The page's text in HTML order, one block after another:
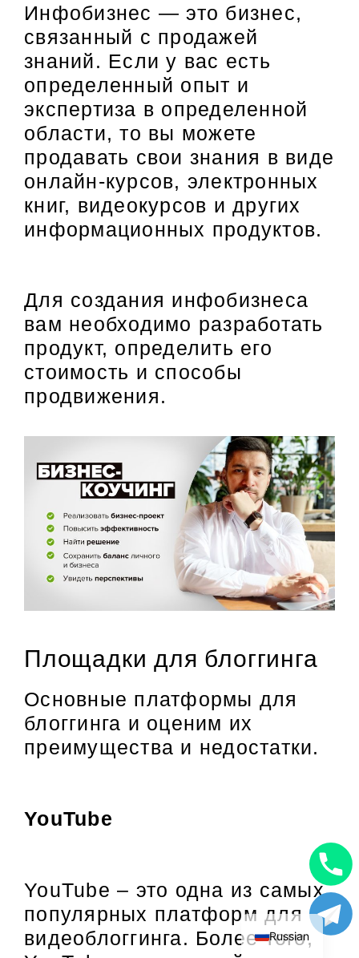
Инфобизнес — это бизнес,
связанный с продажей
знаний. Если у вас есть
определенный опыт и
экспертиза в определенной
области, то вы можете
продавать свои знания в виде
онлайн-курсов, электронных
книг, видеокурсов и других
информационных продуктов.
Для создания инфобизнеса
вам необходимо разработать
продукт, определить его
стоимость и способы
продвижения.
Площадки для блоггинга
Основные платформы для
блоггинга и оценим их
преимущества и недостатки.
YouTube
YouTube – это одна из самых
популярных платформ для
видеоблоггинга. Более того,
Russian
English
Uzbek